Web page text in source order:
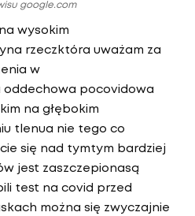
google.com
wysokim
rzeczktóra uważam za
w
oddechowa pocovidowa
na głębokim
tlenua nie tego co
się nad tymtym bardziej
jest zaszczepionasą
test na covid przed
można się zwyczajnie